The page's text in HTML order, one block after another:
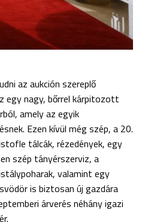
az aukción szereplő
egy nagy, bőrrel kárpitozott
amely az egyik
Ezen kívül még szép, a 20.
tálcák, rézedények, egy
szép tányérszerviz, a
valamint egy
is biztosan új gazdára
árverés néhány igazi